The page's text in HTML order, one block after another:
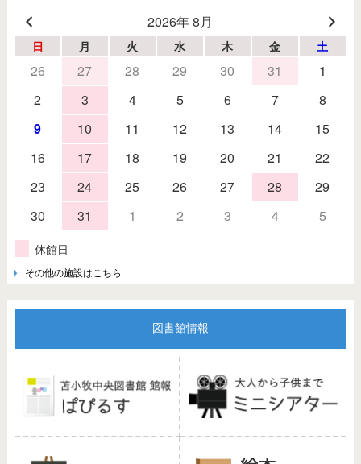
2026年 8月
日 月 火 水 木 金 土
26 27 28 29 30 31
1
2
3 4 5 6 7
8
9
10 11 12 13 14
15
16
17 18 19 20 21
22
23
24 25 26 27 28
29
30
31 1 2 3 4 5
休館日
その他の施設はこちら
図書館情報